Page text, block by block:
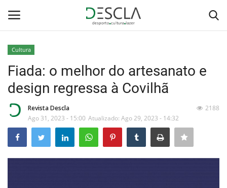
Home
...by Descla
Desporto
Cultura
Fiada: o melhor do artesanato e
design regressa à Covilhã
Revista Descla
Ago 31, 2023 - 15:00 Atualizado: Ago 29, 2023 - 14:32
2188